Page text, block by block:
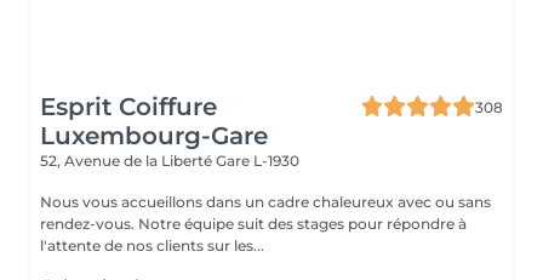
Esprit Coiffure
Luxembourg-Gare
308
52, Avenue de la Liberté Gare L-1930
Nous vous accueillons dans un cadre chaleureux avec ou sans
rendez-vous. Notre équipe suit des stages pour répondre à
l'attente de nos clients sur les...